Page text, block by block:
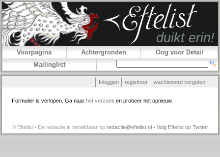
Voorpagina Achtergronden
Oog voor Detail
Mailinglist
Inloggen registreer wachtwoord vergeten
Formulier is verlopen. Ga naar het verzoek en probeer het opnieuw.
© Eftelist • De redactie is bereikbaar op redactie@eftelist.nl • Volg Eftelist op Twitter